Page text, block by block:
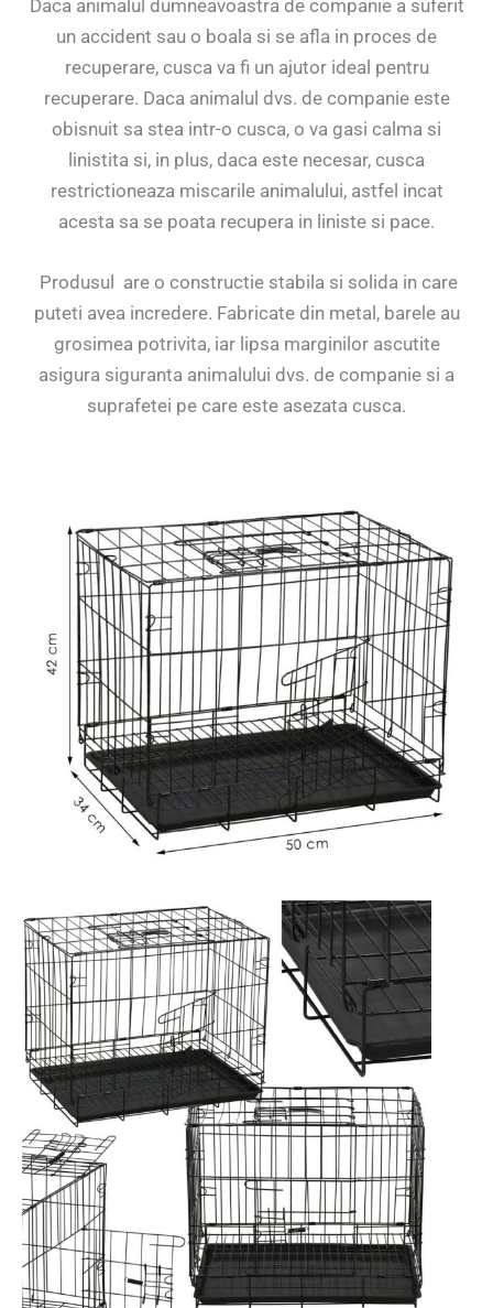
Daca animalul dumneavoastra de companie a suferit
un accident sau o boala si se afla in proces de
recuperare, cusca va fi un ajutor ideal pentru
recuperare. Daca animalul dvs. de companie este
obisnuit sa stea intr-o cusca, o va gasi calma si
linistita si, in plus, daca este necesar, cusca
restrictioneaza miscarile animalului, astfel incat
acesta sa se poata recupera in liniste si pace.
Produsul are o constructie stabila si solida in care
puteti avea incredere. Fabricate din metal, barele au
grosimea potrivita, iar lipsa marginilor ascutite
asigura siguranta animalului dvs. de companie si a
suprafetei pe care este asezata cusca.